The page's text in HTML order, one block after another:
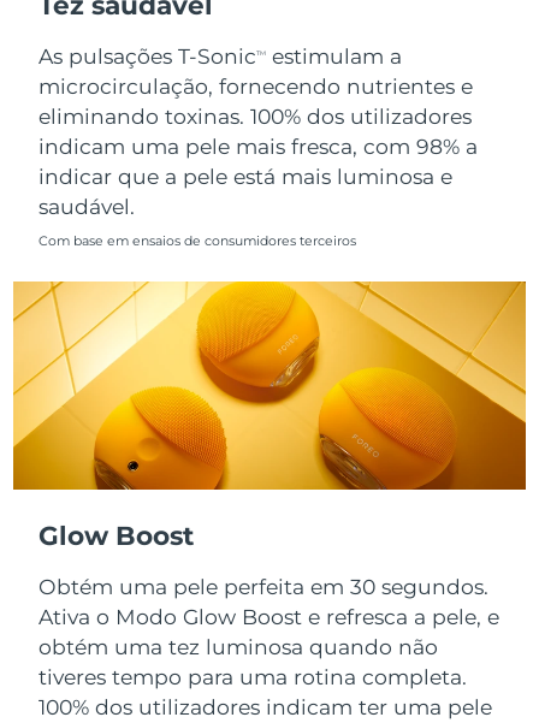
As pulsações T-SonicTM
estimulam a
microcirculação, fornecendo nutrientes e
eliminando toxinas. 100% dos utilizadores
indicam uma pele mais fresca, com 98% a
indicar que a pele está mais luminosa e
saudável.
Com base em ensaios de consumidores terceiros
Glow Boost
Obtém uma pele perfeita em 30 segundos.
Ativa o Modo Glow Boost e refresca a pele, e
obtém uma tez luminosa quando não
tiveres tempo para uma rotina completa.
100% dos utilizadores indicam ter uma pele
Singapura Entrega prevista
Eslováquia
Eslovênia Entrega prevista8/9/26
África do Sul
Espanha Entrega prevista 8/9/26
Suécia Entrega prevista 8/9/26
Suíça Entrega prevista8/9/26
Taiwan
Tailândia
Turquia Entrega prevista8/10/26
Emirados Árabes
Unidos
Entrega prevista8/10/26